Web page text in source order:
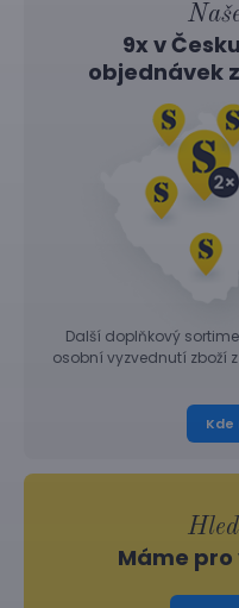
9x v
objednávek z
Další doplňkový
osobní vyzvednutí zboží
Máme